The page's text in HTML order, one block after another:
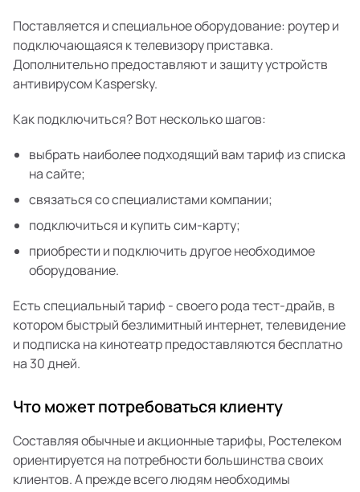
Поставляется и специальное оборудование: роутер и
подключающаяся к телевизору приставка.
Дополнительно предоставляют и защиту устройств
антивирусом Kaspersky.
Как подключиться? Вот несколько шагов:
выбрать наиболее подходящий вам тариф из списка
на сайте;
связаться со специалистами компании;
подключиться и купить сим-карту;
приобрести и подключить другое необходимое
оборудование.
Есть специальный тариф - своего рода тест-драйв, в
котором быстрый безлимитный интернет, телевидение
и подписка на кинотеатр предоставляются бесплатно
на 30 дней.
Что может потребоваться клиенту
Составляя обычные и акционные тарифы, Ростелеком
ориентируется на потребности большинства своих
клиентов. А прежде всего людям необходимы